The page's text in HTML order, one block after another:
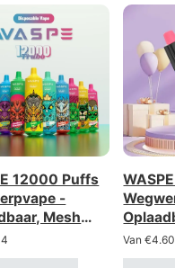
12000 Puffs
-
Mesh
lampjes
Mesh
Van€4.60